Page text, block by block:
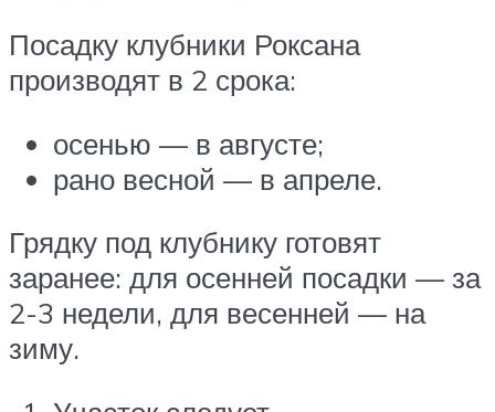
Посадку клубники Роксана
производят в 2 срока:
осенью — в августе;
рано весной — в апреле.
Грядку под клубнику готовят
заранее: для осенней посадки — за
2-3 недели, для весенней — на
зиму.